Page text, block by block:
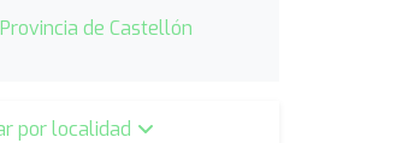
de Castellón
por localidad